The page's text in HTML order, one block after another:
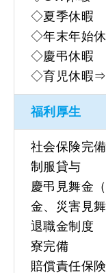
◇夏季休暇
◇年末年始
◇慶弔休暇
◇育児休暇⇒
福利厚生
社会保険完備
制服貸与
慶弔見舞金
金、災害見
退職金制度
寮完備
賠償責任保